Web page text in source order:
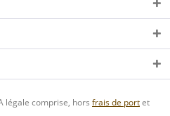
légale comprise, hors frais de portet